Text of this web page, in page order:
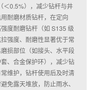
＜0.5%），减少钻杆与井
耐磨材质钻杆，在定向
度耐磨钻杆（如 S135 级
强度、耐磨性显著优于常
损部位（如接头、水平段
、合金保护环），减少钻
维护，钻杆使用后及时清
免露天堆放，防止雨水、